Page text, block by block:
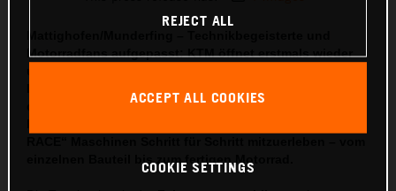
Motorradfans aufgepasst: KTM öffnet erstmals wieder
dem Motto INSIDE KTM FACTORY haben Besucher die
REJECT ALL
ACCEPT ALL COOKIES
COOKIE SETTINGS